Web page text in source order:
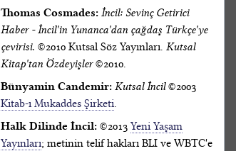
Thomas Cosmades: İncil: Sevinç Getirici
Haber - İncil'in Yunanca'dan çağdaş Türkçe'ye
çevirisi. ©2010 Kutsal Söz Yayınları. Kutsal
Kitap'tan Özdeyişler©2010.
Bünyamin Candemir: Kutsal İncil©2003
Kitab-ı Mukaddes Şirketi.
Halk Dilinde İncil: ©2013 Yeni Yaşam
Yayınları; metinin telif hakları BLI ve WBTC'e